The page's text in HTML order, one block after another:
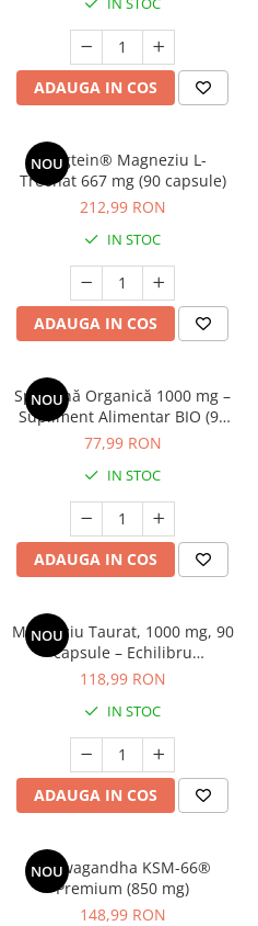
Mary & May
BIODANCE
Cettua
Haruharu Wonder
Medicube
DELLA BORN
Seleniu
Seminte de in
Silimarina
Ulei de cocos
Ulei de peste
Vitamina A
Vitamina B
Vitamina C
Vitamina D
Vitamina E
Vitamina K
Chlorella
Colina
Electroliti
Produse Apicole
ADAUGA IN COS
NOU
Magtein® Magneziu L-
Treonat 667 mg (90 capsule)
212,99 RON
IN STOC
ADAUGA IN COS
NOU
Spirulină Organică 1000 mg –
Supliment Alimentar BIO (90
tablete)
77,99 RON
IN STOC
ADAUGA IN COS
NOU
Magneziu Taurat, 1000 mg, 90
capsule – Echilibru
Cardiovascular și Mental
118,99 RON
IN STOC
ADAUGA IN COS
NOU
Ashwagandha KSM-66®
Premium (850 mg)
148,99 RON